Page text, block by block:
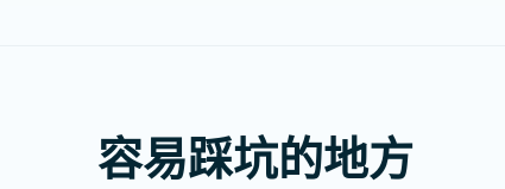
容易踩坑的地方